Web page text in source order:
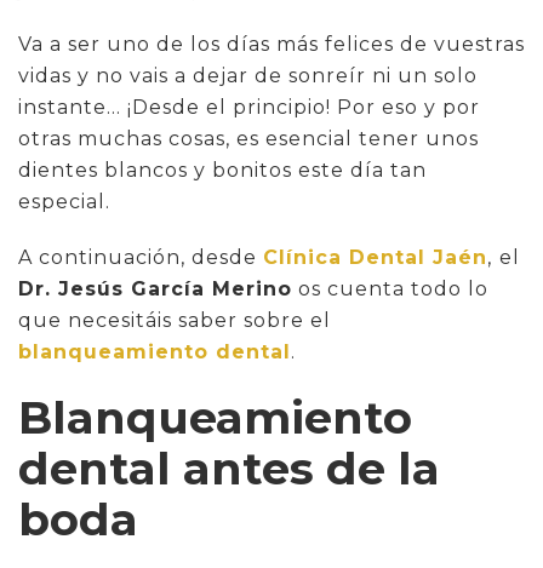
Va a ser uno de los días más felices de vuestras
vidas y no vais a dejar de sonreír ni un solo
instante… ¡Desde el principio! Por eso y por
otras muchas cosas, es esencial tener unos
dientes blancos y bonitos este día tan
especial.
A continuación, desde Clínica Dental Jaén, el
Dr. Jesús García Merino os cuenta todo lo
que necesitáis saber sobre el
blanqueamiento dental.
Blanqueamiento
dental antes de la
boda